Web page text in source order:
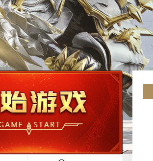
入